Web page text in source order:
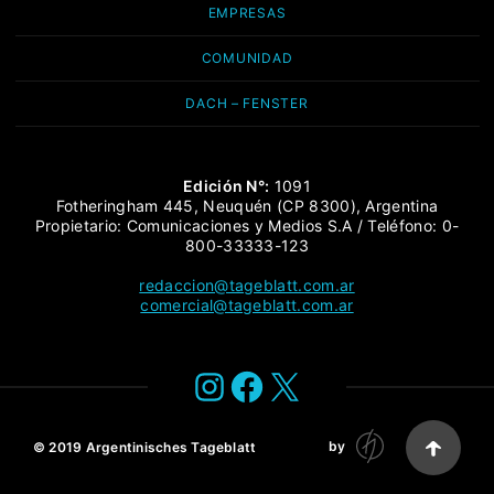
EMPRESAS
COMUNIDAD
DACH – FENSTER
Edición N°: 1091
Fotheringham 445, Neuquén (CP 8300), Argentina
Propietario: Comunicaciones y Medios S.A / Teléfono: 0-
800-33333-123
redaccion@tageblatt.com.ar
comercial@tageblatt.com.ar
Instagram
Facebook
X
© 2019 Argentinisches Tageblatt by